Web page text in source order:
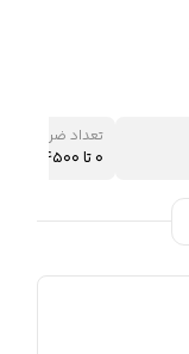
تعداد ضربه
۰ تا ۴۵۰۰ ضربه در دقیقه